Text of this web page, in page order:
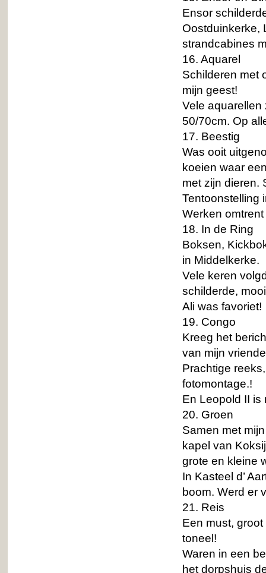
Ensor
Oostduinkerke,
strandcabines
16. Aquarel
Schilderen met
mijn geest!
Vele aquarellen
50/70cm. Op
17. Beestig
Was ooit
koeien waar
met zijn dieren.
Tentoonstelling
Werken
18. In de Ring
Boksen,
in Middelkerke.
Vele keren
schilderde,
Ali was favoriet!
19. Congo
Kreeg het
van mijn
Prachtige
fotomontage.!
En Leopold II is
20. Groen
Samen met
kapel van
grote en kleine
In Kasteel d’
boom. Werd er
21. Reis
Een must,
toneel!
Waren in een
het dorpshuis